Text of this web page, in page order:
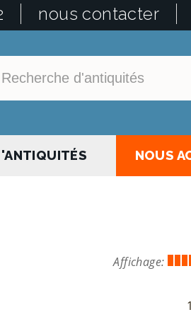
nous contacter
NOUS
Affichage:
1